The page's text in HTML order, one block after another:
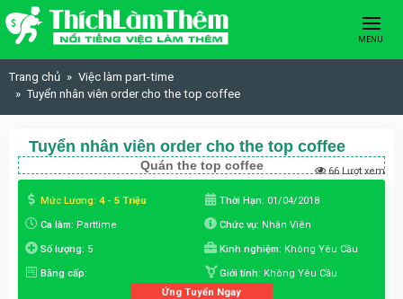
Skip to content
MENU
Trang chủ
Việc làm part-time
Tuyển nhân viên order cho the top coffee
Tuyển nhân viên order cho the top coffee
Quán the top coffee 66 Lượt xem
Mức Lương: 4 - 5 Triệu Thời Hạn: 01/04/2018
Ca làm: Parttime Chức vụ: Nhân Viên
Số lượng: 5 Kinh nghiệm: Không Yêu Cầu
Bằng cấp: Giới tính: Không Yêu Cầu
Ứng Tuyển Ngay